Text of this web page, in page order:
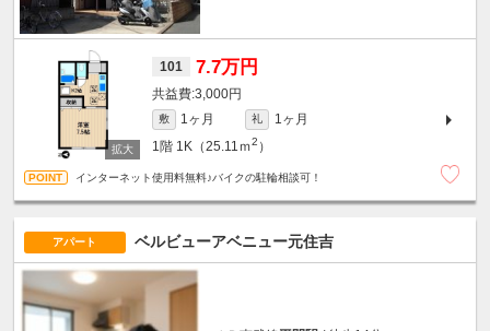
101 7.7万円
3,000円
敷 1ヶ月 礼
1ヶ月
1階 1K（25.11ｍ2 ）
インターネット使用料無料♪バイクの駐輪相談可！
アパート ベルビューアベニュー元住吉